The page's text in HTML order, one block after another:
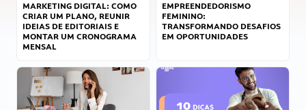
MARKETING DIGITAL: COMO
CRIAR UM PLANO, REUNIR
IDEIAS DE EDITORIAIS E
MONTAR UM CRONOGRAMA
MENSAL
EMPREENDEDORISMO
FEMININO:
TRANSFORMANDO DESAFIOS
EM OPORTUNIDADES